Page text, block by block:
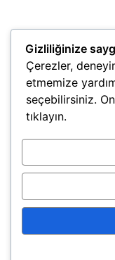
Gizliliğinize
Çerezler,
etmemize
seçebilirsiniz.
tıklayın.